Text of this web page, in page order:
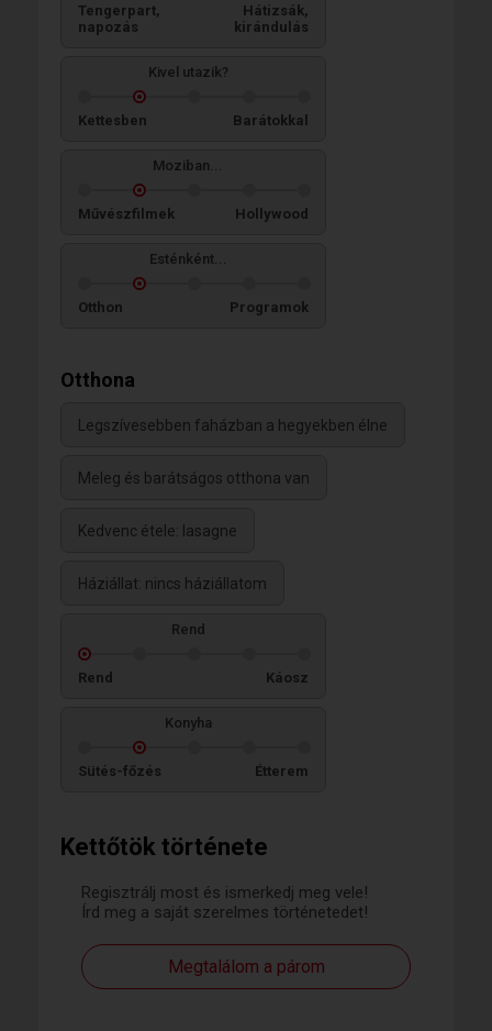
Kettőtök története
Regisztrálj most és ismerkedj meg vele!
Írd meg a saját szerelmes történetedet!
Megtalálom a párom
Tengerpart,
napozás
Hátizsák,
kirándulás
Kivel utazik?
Kettesben Barátokkal
Moziban...
Művészfilmek Hollywood
Esténként...
Otthon Programok
Otthona
Legszívesebben faházban a hegyekben élne
Meleg és barátságos otthona van
Kedvenc étele: lasagne
Háziállat: nincs háziállatom
Rend
Rend Káosz
Konyha
Sütés-főzés Étterem